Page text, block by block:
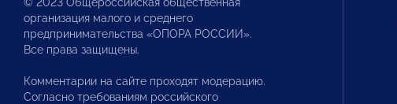
организация малого и среднего
предпринимательства «ОПОРА РОССИИ».
Все права защищены.
Комментарии на сайте проходят модерацию.
Согласно требованиям российского